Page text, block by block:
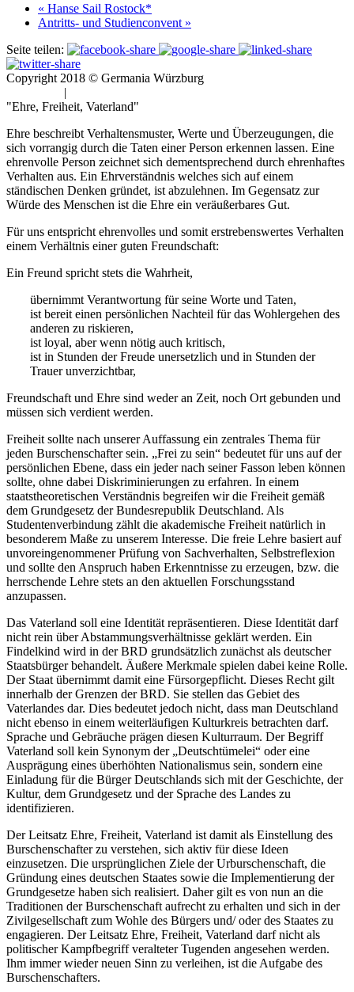
« Hanse Sail Rostock*
Antritts- und Studienconvent »
Seite teilen:
Copyright 2018 © Germania Würzburg
|
"Ehre, Freiheit, Vaterland"
Ehre beschreibt Verhaltensmuster, Werte und Überzeugungen, die
sich vorrangig durch die Taten einer Person erkennen lassen. Eine
ehrenvolle Person zeichnet sich dementsprechend durch ehrenhaftes
Verhalten aus. Ein Ehrverständnis welches sich auf einem
ständischen Denken gründet, ist abzulehnen. Im Gegensatz zur
Würde des Menschen ist die Ehre ein veräußerbares Gut.
Für uns entspricht ehrenvolles und somit erstrebenswertes Verhalten
einem Verhältnis einer guten Freundschaft:
Ein Freund spricht stets die Wahrheit,
übernimmt Verantwortung für seine Worte und Taten,
ist bereit einen persönlichen Nachteil für das Wohlergehen des
anderen zu riskieren,
ist loyal, aber wenn nötig auch kritisch,
ist in Stunden der Freude unersetzlich und in Stunden der
Trauer unverzichtbar,
Freundschaft und Ehre sind weder an Zeit, noch Ort gebunden und
müssen sich verdient werden.
Freiheit sollte nach unserer Auffassung ein zentrales Thema für
jeden Burschenschafter sein. „Frei zu sein“ bedeutet für uns auf der
persönlichen Ebene, dass ein jeder nach seiner Fasson leben können
sollte, ohne dabei Diskriminierungen zu erfahren. In einem
staatstheoretischen Verständnis begreifen wir die Freiheit gemäß
dem Grundgesetz der Bundesrepublik Deutschland. Als
Studentenverbindung zählt die akademische Freiheit natürlich in
besonderem Maße zu unserem Interesse. Die freie Lehre basiert auf
unvoreingenommener Prüfung von Sachverhalten, Selbstreflexion
und sollte den Anspruch haben Erkenntnisse zu erzeugen, bzw. die
herrschende Lehre stets an den aktuellen Forschungsstand
anzupassen.
Das Vaterland soll eine Identität repräsentieren. Diese Identität darf
nicht rein über Abstammungsverhältnisse geklärt werden. Ein
Findelkind wird in der BRD grundsätzlich zunächst als deutscher
Staatsbürger behandelt. Äußere Merkmale spielen dabei keine Rolle.
Der Staat übernimmt damit eine Fürsorgepflicht. Dieses Recht gilt
innerhalb der Grenzen der BRD. Sie stellen das Gebiet des
Vaterlandes dar. Dies bedeutet jedoch nicht, dass man Deutschland
nicht ebenso in einem weiterläufigen Kulturkreis betrachten darf.
Sprache und Gebräuche prägen diesen Kulturraum. Der Begriff
Vaterland soll kein Synonym der „Deutschtümelei“ oder eine
Ausprägung eines überhöhten Nationalismus sein, sondern eine
Einladung für die Bürger Deutschlands sich mit der Geschichte, der
Kultur, dem Grundgesetz und der Sprache des Landes zu
identifizieren.
Der Leitsatz Ehre, Freiheit, Vaterland ist damit als Einstellung des
Burschenschafter zu verstehen, sich aktiv für diese Ideen
einzusetzen. Die ursprünglichen Ziele der Urburschenschaft, die
Gründung eines deutschen Staates sowie die Implementierung der
Grundgesetze haben sich realisiert. Daher gilt es von nun an die
Traditionen der Burschenschaft aufrecht zu erhalten und sich in der
Zivilgesellschaft zum Wohle des Bürgers und/ oder des Staates zu
engagieren. Der Leitsatz Ehre, Freiheit, Vaterland darf nicht als
politischer Kampfbegriff veralteter Tugenden angesehen werden.
Ihm immer wieder neuen Sinn zu verleihen, ist die Aufgabe des
Burschenschafters.